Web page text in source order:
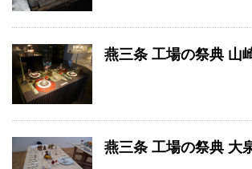
燕三条 工場の祭典 山
燕三条 工場の祭典 大